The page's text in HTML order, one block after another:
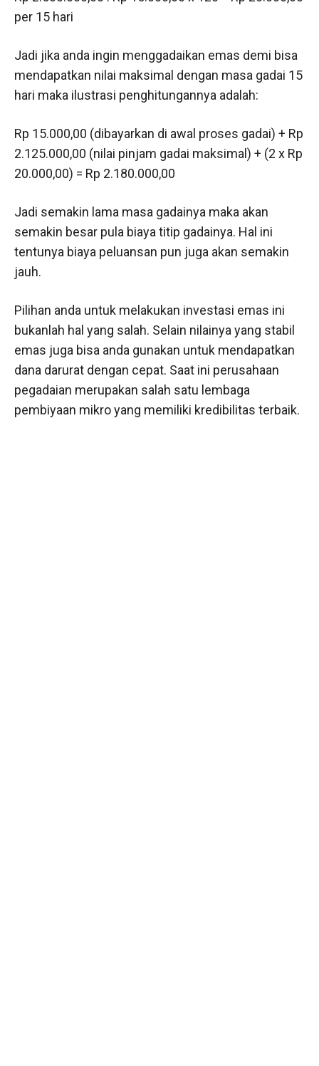
per 15 hari
Jadi jika anda ingin menggadaikan emas demi bisa
mendapatkan nilai maksimal dengan masa gadai 15
hari maka ilustrasi penghitungannya adalah:
Rp 15.000,00 (dibayarkan di awal proses gadai) + Rp
2.125.000,00 (nilai pinjam gadai maksimal) + (2 x Rp
20.000,00) = Rp 2.180.000,00
Jadi semakin lama masa gadainya maka akan
semakin besar pula biaya titip gadainya. Hal ini
tentunya biaya peluansan pun juga akan semakin
jauh.
Pilihan anda untuk melakukan investasi emas ini
bukanlah hal yang salah. Selain nilainya yang stabil
emas juga bisa anda gunakan untuk mendapatkan
dana darurat dengan cepat. Saat ini perusahaan
pegadaian merupakan salah satu lembaga
pembiyaan mikro yang memiliki kredibilitas terbaik.